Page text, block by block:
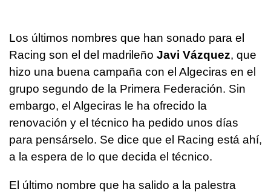
Los últimos nombres que han sonado para el
Racing son el del madrileño Javi Vázquez, que
hizo una buena campaña con el Algeciras en el
grupo segundo de la Primera Federación. Sin
embargo, el Algeciras le ha ofrecido la
renovación y el técnico ha pedido unos días
para pensárselo. Se dice que el Racing está ahí,
a la espera de lo que decida el técnico.
El último nombre que ha salido a la palestra